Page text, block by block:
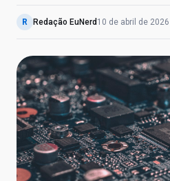
R Redação EuNerd 10 de abril de 2026